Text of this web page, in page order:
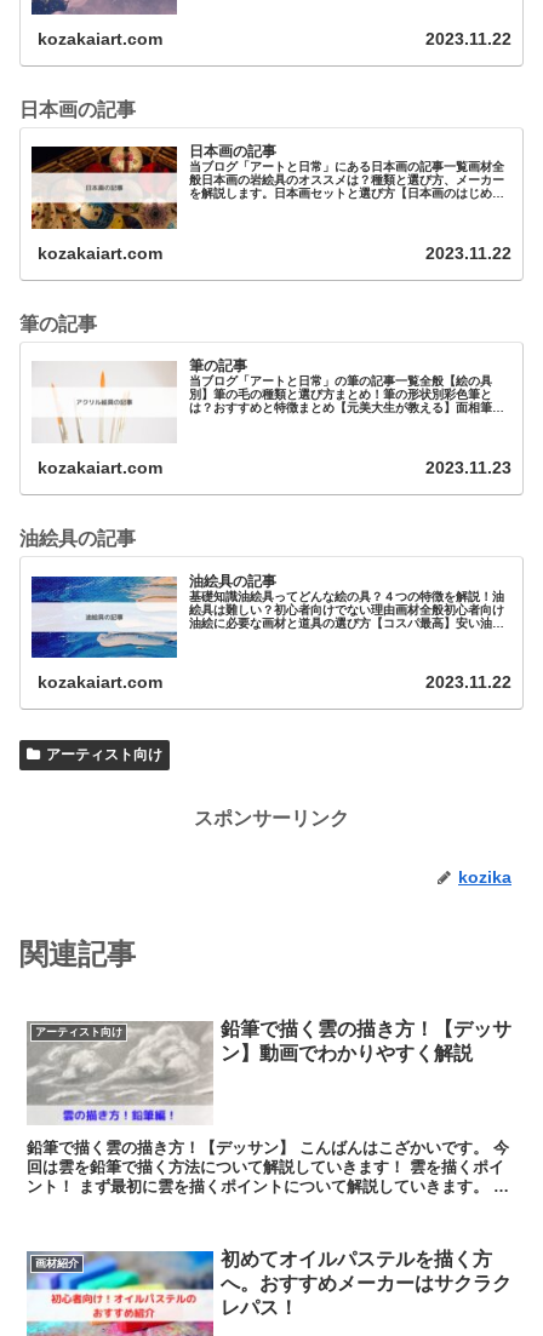
kozakaiart.com 2023.11.22
日本画の記事
日本画の記事
当ブログ「アートと日常」にある日本画の記事一覧画材全
般日本画の岩絵具のオススメは？種類と選び方、メーカー
を解説します。日本画セットと選び方【日本画のはじめ
kozakaiart.com 2023.11.22
筆の記事
筆の記事
当ブログ「アートと日常」の筆の記事一覧全般【絵の具
別】筆の毛の種類と選び方まとめ！筆の形状別彩色筆と
は？おすすめと特徴まとめ【元美大生が教える】面相筆と
kozakaiart.com 2023.11.23
油絵具の記事
油絵具の記事
基礎知識油絵具ってどんな絵の具？４つの特徴を解説！油
絵具は難しい？初心者向けでない理由画材全般初心者向け
油絵に必要な画材と道具の選び方【コスパ最高】安い油絵
kozakaiart.com 2023.11.22
アーティスト向け
スポンサーリンク
kozika
関連記事
アーティスト向け
鉛筆で描く雲の描き方！【デッサ
ン】動画でわかりやすく解説
鉛筆で描く雲の描き方！【デッサン】 こんばんはこざかいです。 今
回は雲を鉛筆で描く方法について解説していきます！ 雲を描くポイ
ント！ まず最初に雲を描くポイントについて解説していきます。 ポ
画材紹介
初めてオイルパステルを描く方
へ。おすすめメーカーはサクラク
レパス！